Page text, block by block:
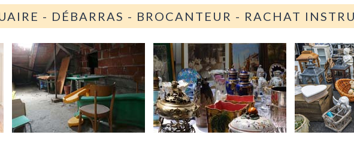
- DÉBARRAS - BROCANTEUR - RACHAT